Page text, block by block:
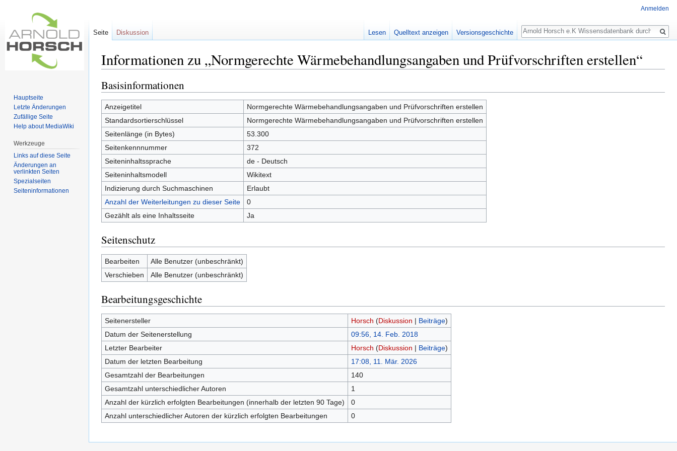
Informationen zu „Normgerechte Wärmebehandlungsangaben und Prüfvorschriften erstellen“
Basisinformationen
Anzeigetitel
Normgerechte Wärmebehandlungsangaben und Prüfvorschriften erstellen
Standardsortierschlüssel
Normgerechte Wärmebehandlungsangaben und Prüfvorschriften erstellen
Seitenlänge (in Bytes)
53.300
Seitenkennnummer
372
Seiteninhaltssprache
de - Deutsch
Seiteninhaltsmodell
Wikitext
Indizierung durch Suchmaschinen
Erlaubt
Anzahl der Weiterleitungen zu dieser Seite
0
Gezählt als eine Inhaltsseite
Ja
Seitenschutz
Bearbeiten
Alle Benutzer (unbeschränkt)
Verschieben
Alle Benutzer (unbeschränkt)
Bearbeitungsgeschichte
Seitenersteller Horsch (Diskussion | Beiträge)
Datum der Seitenerstellung
09:56, 14. Feb. 2018
Letzter Bearbeiter
Horsch (Diskussion | Beiträge)
Datum der letzten Bearbeitung
17:08, 11. Mär. 2026
Gesamtzahl der Bearbeitungen
140
Gesamtzahl unterschiedlicher Autoren
1
Anzahl der kürzlich erfolgten Bearbeitungen (innerhalb der letzten 90 Tage)
0
Anzahl unterschiedlicher Autoren der kürzlich erfolgten Bearbeitungen
0
Anmelden
Seite Diskussion Lesen Quelltext anzeigen Versionsgeschichte
Suche
Hauptseite
Letzte Änderungen
Zufällige Seite
Help about MediaWiki
Werkzeuge
Links auf diese Seite
Änderungen an
verlinkten Seiten
Spezialseiten
Seiten­informationen